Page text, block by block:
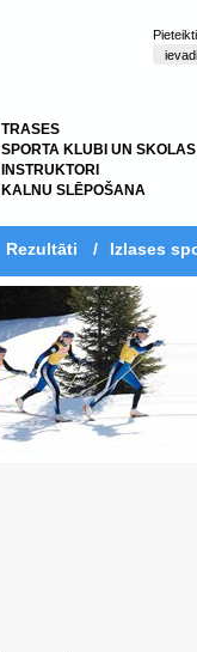
TRASES
SPORTA KLUBI UN SKOLAS
INSTRUKTORI
KALNU SLĒPOŠANA
Rezultāti / Izlases